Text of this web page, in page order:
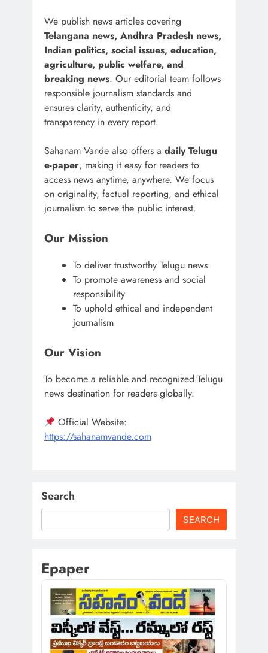
We publish news articles covering
Telangana news, Andhra Pradesh news,
Indian politics, social issues, education,
agriculture, public welfare, and
breaking news. Our editorial team follows
responsible journalism standards and
ensures clarity, authenticity, and
transparency in every report.
Sahanam Vande also offers a daily Telugu
e-paper, making it easy for readers to
access news anytime, anywhere. We focus
on originality, factual reporting, and ethical
journalism to serve the public interest.
Our Mission
To deliver trustworthy Telugu news
To promote awareness and social
responsibility
To uphold ethical and independent
journalism
Our Vision
To become a reliable and recognized Telugu
news destination for readers globally.
Official Website:
https://sahanamvande.com
Search
SEARCH
Epaper